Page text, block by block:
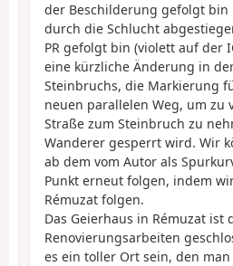
der Beschilderung gefolgt
durch die Schlucht
PR gefolgt bin (violett auf der
eine kürzliche Änderung in
Steinbruchs, die Markierung
neuen parallelen Weg, um zu
Straße zum Steinbruch zu
Wanderer gesperrt wird. Wir
ab dem vom Autor als
Punkt erneut folgen, indem
Rémuzat folgen.
Das Geierhaus in Rémuzat ist
Renovierungsarbeiten
es ein toller Ort sein, den